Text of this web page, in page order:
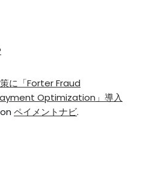
に「Forter Fraud
Optimization」導入
ペイメントナビ.